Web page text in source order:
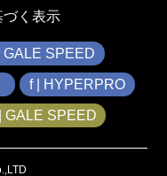
づく表示
GALE SPEED
f | HYPERPRO
GALE SPEED